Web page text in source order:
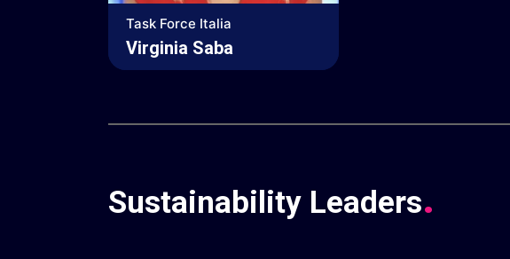
Task Force Italia
Virginia Saba
Sustainability Leaders.